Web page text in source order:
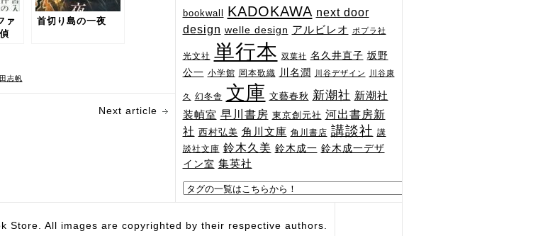
bookwall KADOKAWA next door
design welle design アルビレオ ポプラ社
光文社 単行本 双葉社 名久井直子 坂野
公一 小学館 岡本歌織 川名潤 川谷デザイン 川谷康
久 幻冬舎 文庫 文藝春秋 新潮社 新潮社
装幀室 早川書房 東京創元社 河出書房新
社 西村弘美 角川文庫 角川書店 講談社 講
談社文庫 鈴木久美 鈴木成一 鈴木成一デザ
イン室 集英社
ァ
首切り島の一夜
志帆
Next article
Store. All images are copyrighted by their respective authors.